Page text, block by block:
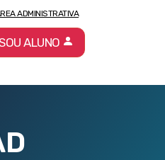
ADMINISTRATIVA
ALUNO